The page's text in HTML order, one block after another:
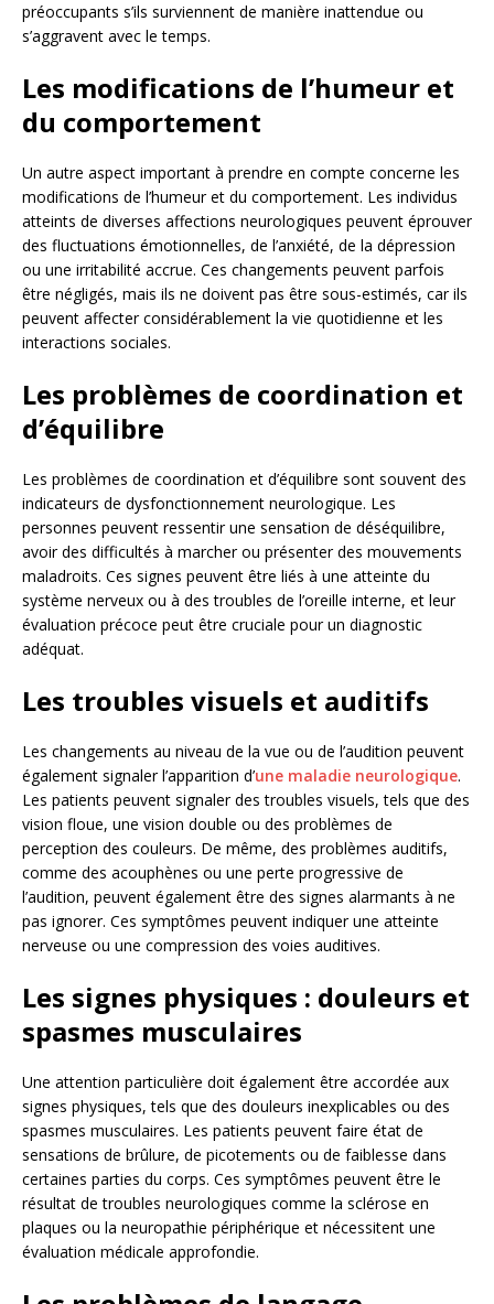
préoccupants s’ils surviennent de manière inattendue ou
s’aggravent avec le temps.
Les modifications de l’humeur et
du comportement
Un autre aspect important à prendre en compte concerne les
modifications de l’humeur et du comportement. Les individus
atteints de diverses affections neurologiques peuvent éprouver
des fluctuations émotionnelles, de l’anxiété, de la dépression
ou une irritabilité accrue. Ces changements peuvent parfois
être négligés, mais ils ne doivent pas être sous-estimés, car ils
peuvent affecter considérablement la vie quotidienne et les
interactions sociales.
Les problèmes de coordination et
d’équilibre
Les problèmes de coordination et d’équilibre sont souvent des
indicateurs de dysfonctionnement neurologique. Les
personnes peuvent ressentir une sensation de déséquilibre,
avoir des difficultés à marcher ou présenter des mouvements
maladroits. Ces signes peuvent être liés à une atteinte du
système nerveux ou à des troubles de l’oreille interne, et leur
évaluation précoce peut être cruciale pour un diagnostic
adéquat.
Les troubles visuels et auditifs
Les changements au niveau de la vue ou de l’audition peuvent
également signaler l’apparition d’une maladie neurologique.
Les patients peuvent signaler des troubles visuels, tels que des
vision floue, une vision double ou des problèmes de
perception des couleurs. De même, des problèmes auditifs,
comme des acouphènes ou une perte progressive de
l’audition, peuvent également être des signes alarmants à ne
pas ignorer. Ces symptômes peuvent indiquer une atteinte
nerveuse ou une compression des voies auditives.
Les signes physiques : douleurs et
spasmes musculaires
Une attention particulière doit également être accordée aux
signes physiques, tels que des douleurs inexplicables ou des
spasmes musculaires. Les patients peuvent faire état de
sensations de brûlure, de picotements ou de faiblesse dans
certaines parties du corps. Ces symptômes peuvent être le
résultat de troubles neurologiques comme la sclérose en
plaques ou la neuropathie périphérique et nécessitent une
évaluation médicale approfondie.